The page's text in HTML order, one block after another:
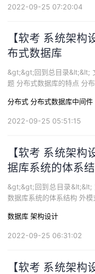
2022-09-25 07:20:04
【软考 系统架
布式数据库
&gt;&gt;回到总目录&lt;&lt;
题 分布式数据库的特点 分
分布式 分布式数据库中间件
2022-09-25 05:51:15
【软考 系统架
据库系统的体系
&gt;&gt;回到总目录&lt;&lt;
数据库系统的体系结构 外
数据库 架构设计
2022-09-25 06:31:02
【软考 系统架